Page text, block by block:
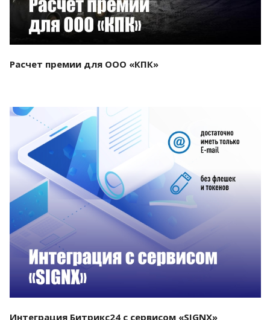
Расчет премии для ООО «КПК»
Смотреть проект
Интеграция Битрикс24 с сервисом «SIGNX»